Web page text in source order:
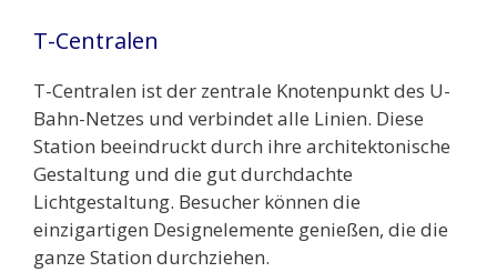
T-Centralen
T-Centralen ist der zentrale Knotenpunkt des U-
Bahn-Netzes und verbindet alle Linien. Diese
Station beeindruckt durch ihre architektonische
Gestaltung und die gut durchdachte
Lichtgestaltung. Besucher können die
einzigartigen Designelemente genießen, die die
ganze Station durchziehen.